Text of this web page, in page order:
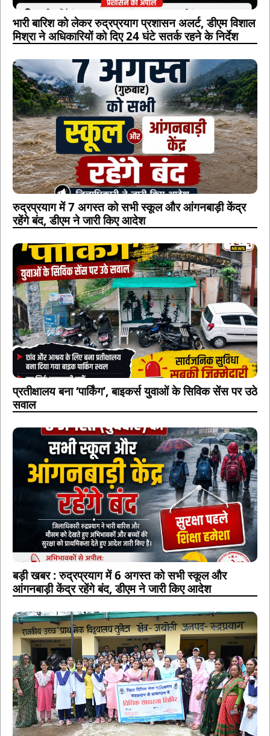
भारी बारिश को लेकर रुद्रप्रयाग प्रशासन अलर्ट, डीएम विशाल
मिश्रा ने अधिकारियों को दिए 24 घंटे सतर्क रहने के निर्देश
रुद्रप्रयाग में 7 अगस्त को सभी स्कूल और आंगनबाड़ी केंद्र
रहेंगे बंद, डीएम ने जारी किए आदेश
प्रतीक्षालय बना ‘पार्किंग’, बाइकर्स युवाओं के सिविक सेंस पर उठे
सवाल
बड़ी खबर : रुद्रप्रयाग में 6 अगस्त को सभी स्कूल और
आंगनबाड़ी केंद्र रहेंगे बंद, डीएम ने जारी किए आदेश